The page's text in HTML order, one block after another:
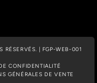
RÉSERVÉS. | FGP-WEB-001
CONFIDENTIALITÉ
GÉNÉRALES DE VENTE